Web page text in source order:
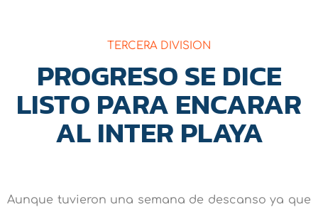
TERCERA DIVISION
PROGRESO SE DICE
LISTO PARA ENCARAR
AL INTER PLAYA
Aunque tuvieron una semana de descanso ya que